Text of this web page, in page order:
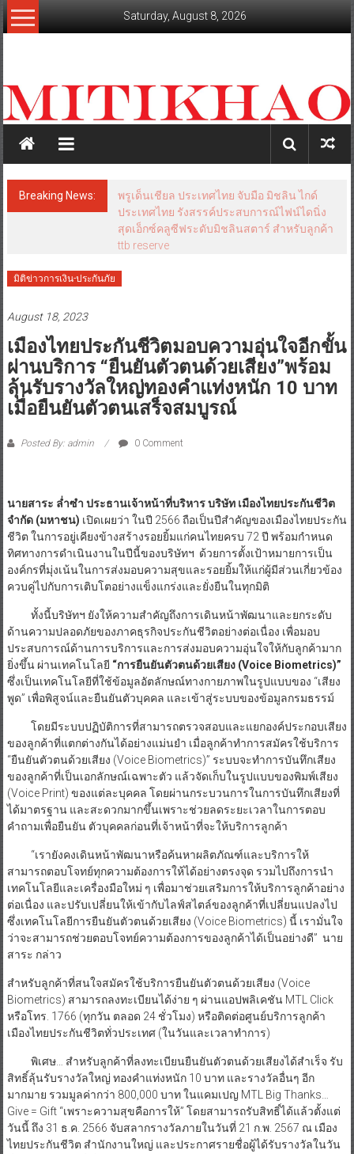
Skip
to
Saturday, August 8, 2026
สะท้อน
ลึก
เหลี่ยม
มุม
เศรษฐกิจ-
การเมือง-
Breaking News:
พรูเด็นเชียล ประเทศไทย จับมือ มิชลิน ไกด์
ประเทศไทย รังสรรค์ประสบการณ์ไฟน์ไดนิ่ง
สุดเอ็กซ์คลูซีฟระดับมิชลินสตาร์ สำหรับลูกค้า
ttb reserve
มิติข่าวการเงิน-ประกันภัย
August 18, 2023
เมืองไทยประกันชีวิตมอบความอุ่นใจอีกขั้น
ผ่านบริการ “ยืนยันตัวตนด้วยเสียง”พร้อม
ลุ้นรับรางวัลใหญ่ทองคำแท่งหนัก 10 บาท
เมื่อยืนยันตัวตนเสร็จสมบูรณ์
Posted By: admin 0 Comment
นายสาระ ล่ำซำ ประธานเจ้าหน้าที่บริหาร บริษัท เมืองไทยประกันชีวิต
จำกัด (มหาชน) เปิดเผยว่า ในปี 2566 ถือเป็นปีสำคัญของเมืองไทยประกัน
ชีวิต ในการอยู่เคียงข้างสร้างรอยยิ้มแก่คนไทยครบ 72 ปี พร้อมกำหนด
ทิศทางการดำเนินงานในปีนี้ของบริษัทฯ ด้วยการตั้งเป้าหมายการเป็น
องค์กรที่มุ่งเน้นในการส่งมอบความสุขและรอยยิ้มให้แก่ผู้มีส่วนเกี่ยวข้อง
ควบคู่ไปกับการเติบโตอย่างแข็งแกร่งและยั่งยืนในทุกมิติ
ทั้งนี้บริษัทฯ ยังให้ความสำคัญถึงการเดินหน้าพัฒนาและยกระดับ
ด้านความปลอดภัยของภาคธุรกิจประกันชีวิตอย่างต่อเนื่อง เพื่อมอบ
ประสบการณ์ด้านการบริการและการส่งมอบความอุ่นใจให้กับลูกค้ามาก
ยิ่งขึ้น ผ่านเทคโนโลยี “การยืนยันตัวตนด้วยเสียง (Voice Biometrics)”
ซึ่งเป็นเทคโนโลยีที่ใช้ข้อมูลอัตลักษณ์ทางกายภาพในรูปแบบของ “เสียง
พูด” เพื่อพิสูจน์และยืนยันตัวบุคคล และเข้าสู่ระบบของข้อมูลกรมธรรม์
โดยมีระบบปฏิบัติการที่สามารถตรวจสอบและแยกองค์ประกอบเสียง
ของลูกค้าที่แตกต่างกันได้อย่างแม่นยำ เมื่อลูกค้าทำการสมัครใช้บริการ
“ยืนยันตัวตนด้วยเสียง (Voice Biometrics)” ระบบจะทำการบันทึกเสียง
ของลูกค้าที่เป็นเอกลักษณ์เฉพาะตัว แล้วจัดเก็บในรูปแบบของพิมพ์เสียง
(Voice Print) ของแต่ละบุคคล โดยผ่านกระบวนการในการบันทึกเสียงที่
ได้มาตรฐาน และสะดวกมากขึ้นเพราะช่วยลดระยะเวลาในการตอบ
คำถามเพื่อยืนยัน ตัวบุคคลก่อนที่เจ้าหน้าที่จะให้บริการลูกค้า
“เรายังคงเดินหน้าพัฒนาหรือค้นหาผลิตภัณฑ์และบริการให้
สามารถตอบโจทย์ทุกความต้องการให้ได้อย่างตรงจุด รวมไปถึงการนำ
เทคโนโลยีและเครื่องมือใหม่ ๆ เพื่อมาช่วยเสริมการให้บริการลูกค้าอย่าง
ต่อเนื่อง และปรับเปลี่ยนให้เข้ากับไลฟ์สไตล์ของลูกค้าที่เปลี่ยนแปลงไป
ซึ่งเทคโนโลยีการยืนยันตัวตนด้วยเสียง (Voice Biometrics) นี้ เรามั่นใจ
ว่าจะสามารถช่วยตอบโจทย์ความต้องการของลูกค้าได้เป็นอย่างดี” นาย
สาระ กล่าว
สำหรับลูกค้าที่สนใจสมัครใช้บริการยืนยันตัวตนด้วยเสียง (Voice
Biometrics) สามารถลงทะเบียนได้ง่าย ๆ ผ่านแอปพลิเคชัน MTL Click
หรือโทร. 1766 (ทุกวัน ตลอด 24 ชั่วโมง) หรือติดต่อศูนย์บริการลูกค้า
เมืองไทยประกันชีวิตทั่วประเทศ (ในวันและเวลาทำการ)
พิเศษ… สำหรับลูกค้าที่ลงทะเบียนยืนยันตัวตนด้วยเสียงได้สำเร็จ รับ
สิทธิ์ลุ้นรับรางวัลใหญ่ ทองคำแท่งหนัก 10 บาท และรางวัลอื่นๆ อีก
มากมาย รวมมูลค่ากว่า 800,000 บาท ในแคมเปญ MTL Big Thanks…
Give = Gift “เพราะความสุขคือการให้” โดยสามารถรับสิทธิ์ได้แล้วตั้งแต่
วันนี้ ถึง 31 ธ.ค. 2566 จับสลากรางวัลภายในวันที่ 21 ก.พ. 2567 ณ เมือง
ไทยประกันชีวิต สำนักงานใหญ่ และประกาศรายชื่อผู้ได้รับรางวัลในวัน